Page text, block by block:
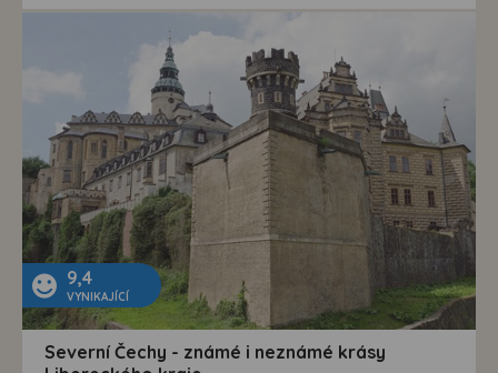
9,4
VYNIKAJÍCÍ
Severní Čechy - známé i neznámé krásy